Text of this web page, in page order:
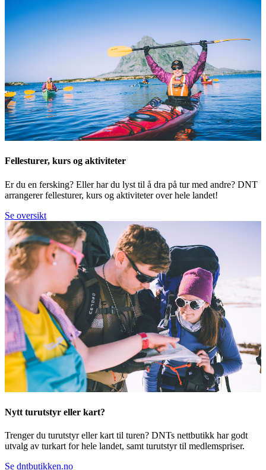
Fellesturer, kurs og aktiviteter
Er du en fersking? Eller har du lyst til å dra på tur med andre? DNT
arrangerer fellesturer, kurs og aktiviteter over hele landet!
Se oversikt
Nytt turutstyr eller kart?
Trenger du turutstyr eller kart til turen? DNTs nettbutikk har godt
utvalg av turkart for hele landet, samt turutstyr til medlemspriser.
Se dntbutikken.no